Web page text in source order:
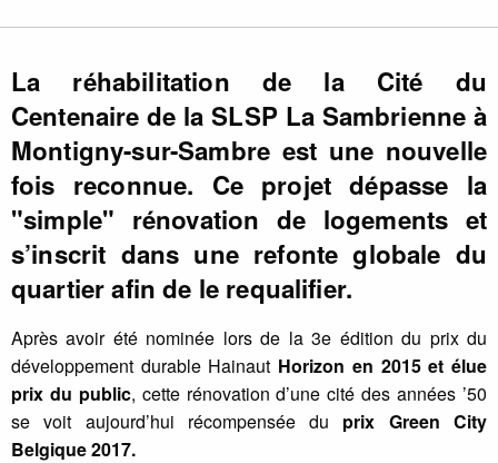
La réhabilitation de la Cité du
Centenaire de la SLSP La Sambrienne à
Montigny-sur-Sambre est une nouvelle
fois reconnue. Ce projet dépasse la
"simple" rénovation de logements et
s’inscrit dans une refonte globale du
quartier afin de le requalifier.
Après avoir été nominée lors de la 3e édition du prix du
développement durable Hainaut Horizon en 2015 et élue
prix du public, cette rénovation d’une cité des années ’50
se voit aujourd’hui récompensée du prix Green City
Belgique 2017.